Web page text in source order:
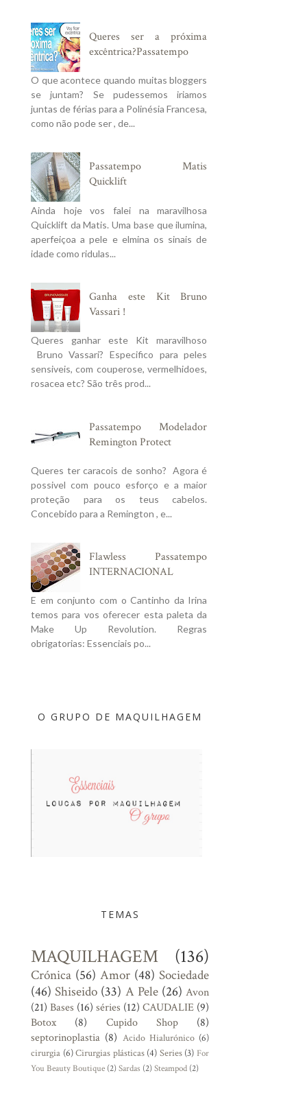
Queres ser a próxima
excêntrica?Passatempo
O que acontece quando muitas bloggers
se juntam? Se pudessemos iriamos
juntas de férias para a Polinésia Francesa,
como não pode ser , de...
Passatempo Matis
Quicklift
Ainda hoje vos falei na maravilhosa
Quicklift da Matis. Uma base que ilumina,
aperfeiçoa a pele e elmina os sinais de
idade como ridulas...
Ganha este Kit Bruno
Vassari !
Queres ganhar este Kit maravilhoso
Bruno Vassari? Especifico para peles
sensiveis, com couperose, vermelhidoes,
rosacea etc? São três prod...
Passatempo Modelador
Remington Protect
Queres ter caracois de sonho? Agora é
possivel com pouco esforço e a maior
proteção para os teus cabelos.
Concebido para a Remington , e...
Flawless Passatempo
INTERNACIONAL
E em conjunto com o Cantinho da Irina
temos para vos oferecer esta paleta da
Make Up Revolution. Regras
obrigatorias: Essenciais po...
O GRUPO DE MAQUILHAGEM
TEMAS
MAQUILHAGEM (136)
Crónica (56) Amor (48) Sociedade
(46) Shiseido (33) A Pele (26) Avon
(21) Bases (16) séries (12) CAUDALIE (9)
Botox
(8) Cupido Shop
(8)
septorinoplastia (8) Acido Hialurónico (6)
cirurgia (6)Cirurgias plásticas (4) Series (3) For
You Beauty Boutique (2)Sardas (2)Steampod (2)